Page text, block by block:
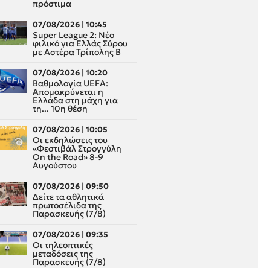
πρόστιμα
07/08/2026 | 10:45
Super League 2: Νέο
φιλικό για Ελλάς Σύρου
με Αστέρα Τρίπολης Β
07/08/2026 | 10:20
Βαθμολογία UEFA:
Απομακρύνεται η
Ελλάδα στη μάχη για
τη... 10η θέση
07/08/2026 | 10:05
Οι εκδηλώσεις του
«Φεστιβάλ Στρογγύλη
On the Road» 8-9
Αυγούστου
07/08/2026 | 09:50
Δείτε τα αθλητικά
πρωτοσέλιδα της
Παρασκευής (7/8)
07/08/2026 | 09:35
Οι τηλεοπτικές
μεταδόσεις της
Παρασκευής (7/8)